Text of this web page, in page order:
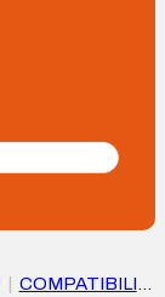
COMPATIBILI